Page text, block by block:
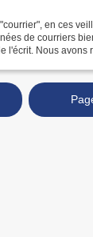
en ces
de courriers
l'écrit. Nous avons